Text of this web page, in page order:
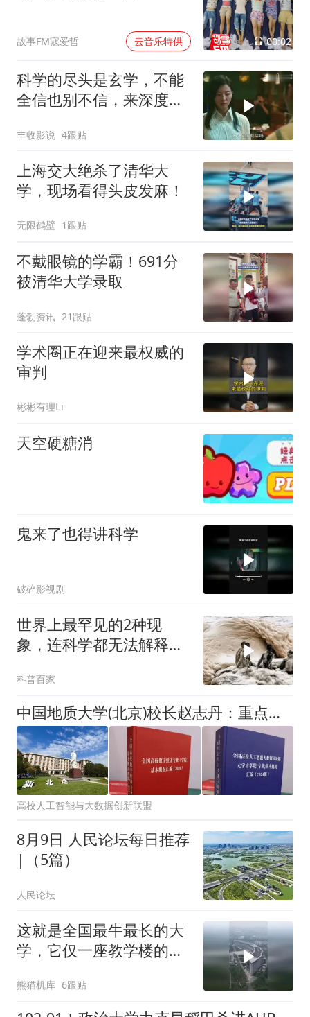
故事FM寇爱哲 云音乐特供 00:02
科学的尽头是玄学，不能
全信也别不信，来深度解
丰收影说 4跟贴
上海交大绝杀了清华大
学，现场看得头皮发麻！
无限鹤壁 1跟贴
不戴眼镜的学霸！691分
被清华大学录取
蓬勃资讯 21跟贴
学术圈正在迎来最权威的
审判
彬彬有理Li
天空硬糖消
鬼来了也得讲科学
破碎影视剧
世界上最罕见的2种现
象，连科学都无法解释，
科普百家
中国地质大学(北京)校长赵志丹：重点布局深地探测与勘查学科 主动融入人工智能驱动的教育变革
高校人工智能与大数据创新联盟
8月9日 人民论坛每日推荐
|（5篇）
人民论坛
这就是全国最牛最长的大
学，它仅一座教学楼的长
熊猫机库 6跟贴